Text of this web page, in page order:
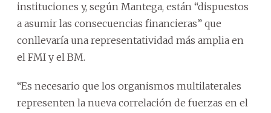
instituciones y, según Mantega, están “dispuestos
a asumir las consecuencias financieras” que
conllevaría una representatividad más amplia en
el FMI y el BM.
“Es necesario que los organismos multilaterales
representen la nueva correlación de fuerzas en el